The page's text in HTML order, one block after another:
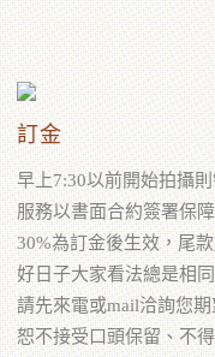
訂金
早上7:30以前開始拍攝
服務以書面合約簽署保
30%為訂金後生效，尾
好日子大家看法總是相
請先來電或mail洽詢您
恕不接受口頭保留、不